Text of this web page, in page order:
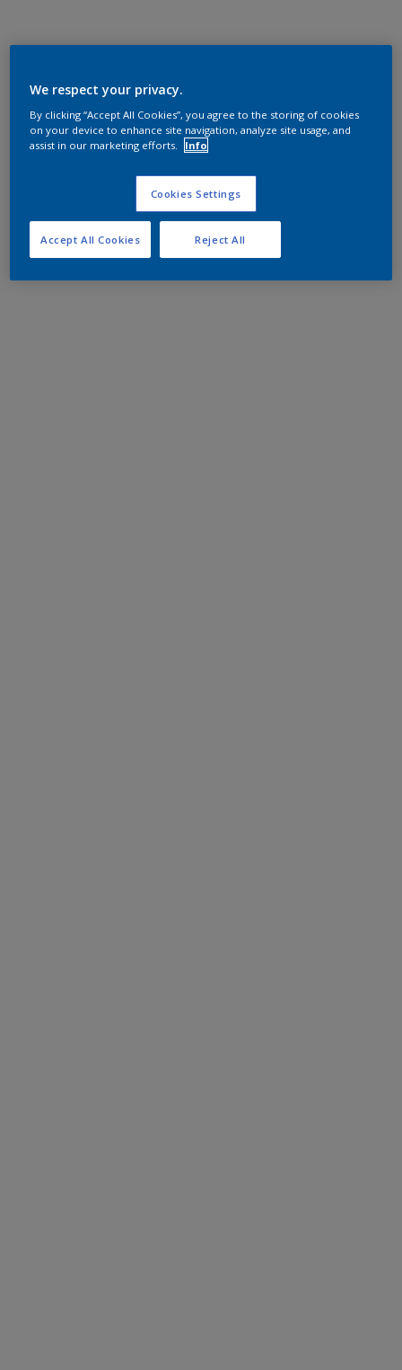
We respect your privacy.
By clicking “Accept All Cookies”, you agree to the storing of cookies
on your device to enhance site navigation, analyze site usage, and
assist in our marketing efforts.
Info
Cookies Settings
Reject All
Accept All Cookies